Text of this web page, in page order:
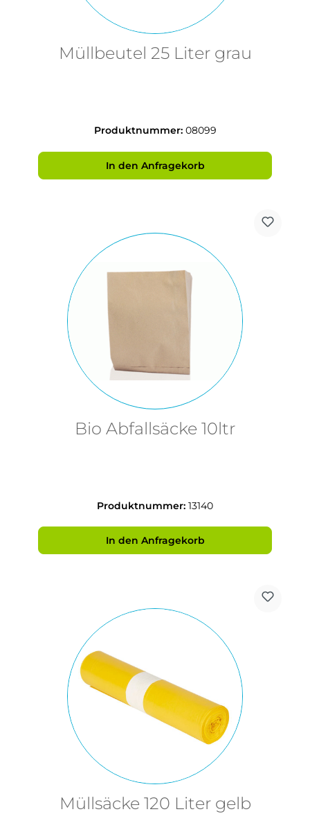
Müllbeutel 25 Liter grau
Produktnummer: 08099
In den Anfragekorb
Bio Abfallsäcke 10ltr
Produktnummer: 13140
In den Anfragekorb
Müllsäcke 120 Liter gelb